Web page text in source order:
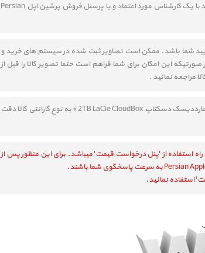
در صورت نداشتن دانش فنی در خصوص انتخاب کالا، جهت مشاوره و آموزش، حتما قبل از خرید با یک کارشناس مورد اعتماد و یا پرسنل فروش پرشین اپل Persian
شما باشد. ممکن است تصاویر ثبت شده در سیستم های خرید و
این امکان برای شما فراهم است حتما تصویر کالا را قبل از
مراجعه نمائید .
با توجه به تنوع در ارائه خدمات و گارانتی، حتما قبل از انتخاب و خرید LaCie CloudBox 2TB ‎ ﴿ هارددیسک دسکتاپ 2TB LaCie CloudBox ﴾ به نوع گارانتی کالا دقت
استفاده از 'پنل درخواست قیمت' میباشد. برای این منظور پس از
استفاده نمائید.